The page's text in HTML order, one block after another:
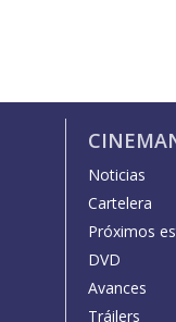
Noticias
Cartelera
Próximos
DVD
Avances
Tráilers